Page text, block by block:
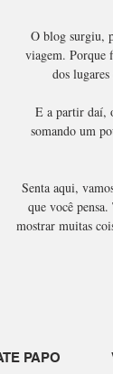
O blog surgiu,
viagem. Porque
dos
E a partir daí,
somando um
Senta aqui,
que você
mostrar muitas
PAPO